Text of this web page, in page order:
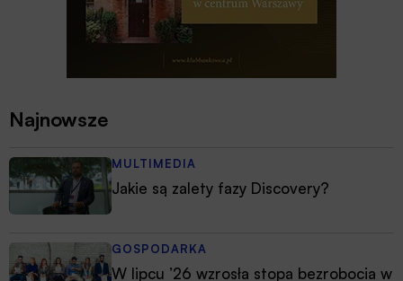
Najnowsze
MULTIMEDIA
Jakie są zalety fazy Discovery?
GOSPODARKA
W lipcu ’26 wzrosła stopa bezrobocia w